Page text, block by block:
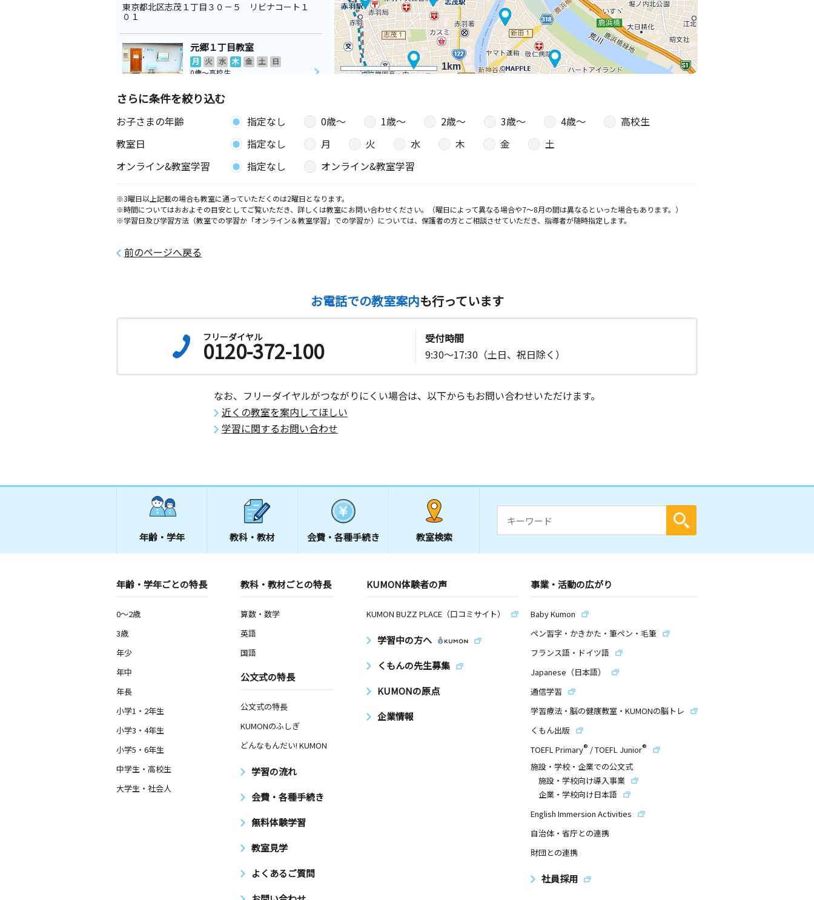
1km
東京都北区志茂１丁目３０－５ リビナコート１
０１
元郷１丁目教室
月 火 水 木 金 土
日
0歳～高校生
ション
鹿浜未来小南教室
木 金 土
日
東京都足立区鹿浜５丁目２－８ 新進ビル２階事
務所２０１
元郷小前教室
月 火 水 木 金 土
日
１０５号
東京都北区赤羽２丁目７－２ー２０１
新田中央教室
0歳～高校生
舟戸前教室
水 木 金 土 日
都の北学園前教室
金 土
東京都北区神谷２丁目２３－１３ プラザ神谷１
０２号室
月 火 金 土
日
0歳～高校生
東京都北区赤羽南１丁目５－９－９０１
金
埼玉県川口市本町４丁目３－６ 日経Ｐ＆Ｓ川口
プラザ２０３
さらに条件を絞り込む
お子さまの年齢 指定なし 0歳〜 1歳〜 2歳〜 3歳〜 4歳〜
高校生
教室日
指定なし 月 火 水 木 金
土
オンライン&教室学習
指定なし オンライン&教室学習
※3曜日以上記載の場合も教室に通っていただくのは2曜日となります。
※時間についてはおおよその目安としてご覧いただき、詳しくは教室にお問い合わせください。（曜日によって異なる場合や7～8月の間は異なるといった場合もあります。）
※学習日及び学習方法（教室での学習か「オンライン＆教室学習」での学習か）については、保護者の方とご相談させていただき、指導者が随時指定します。
前のページへ戻る
お電話での教室案内も行っています
フリーダイヤル
0120-372-100
受付時間
9:30～17:30（土日、祝日除く）
なお、フリーダイヤルがつながりにくい場合は、以下からもお問い合わせいただけます。
近くの教室を案内してほしい
学習に関するお問い合わせ
年齢・学年 教科・教材 会費・ 各種手続き 教室検索
年齢・学年ごとの特長
0～2歳
3歳
年少
年中
年長
小学1・2年生
小学3・4年生
小学5・6年生
中学生・高校生
大学生・社会人
教科・教材ごとの特長
算数・数学
英語
国語
公文式の特長
公文式の特長
KUMONのふしぎ
どんなもんだい! KUMON
学習の流れ
会費・各種手続き
無料体験学習
教室見学
よくあるご質問
KUMON体験者の声
KUMON BUZZ PLACE（口コミサイト）
学習中の方へ
くもんの先生募集
KUMONの原点
企業情報
事業・活動の広がり
Baby Kumon
ペン習字・かきかた・筆ペン・毛筆
フランス語・ドイツ語
Japanese（日本語）
通信学習
学習療法・脳の健康教室・KUMONの脳トレ
くもん出版
TOEFL Primary® /TOEFL Junior®
施設・学校・企業での公文式
施設・学校向け導入事業
企業・学校向け日本語
English Immersion Activities
自治体・省庁との連携
財団との連携
社員採用